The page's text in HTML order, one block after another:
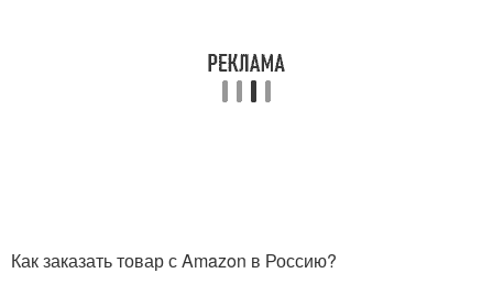
Как заказать товар с Amazon в Россию?